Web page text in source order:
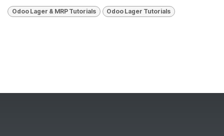
Odoo Lager & MRP Tutorials Odoo Lager Tutorials